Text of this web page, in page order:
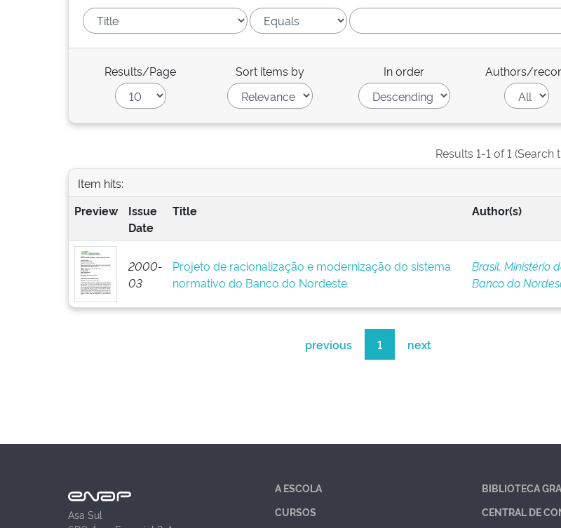
Results/Page Sort items by In order Authors/
Results 1-1 of 1
Item hits:
Preview
Issue
Date
Title Author(s)
2000-
03
Projeto de racionalização e modernização do sistema
normativo do Banco do Nordeste
Brasil. Ministério
Banco do
previous 1 next
Asa Sul
A ESCOLA
CURSOS
BIBLIOTECA
CENTRAL DE